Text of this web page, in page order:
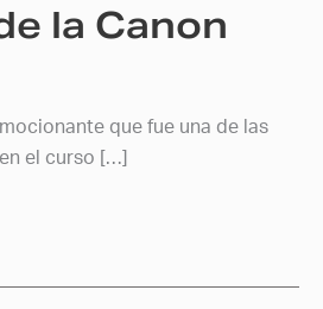
la Canon
que fue una de las
el curso […]